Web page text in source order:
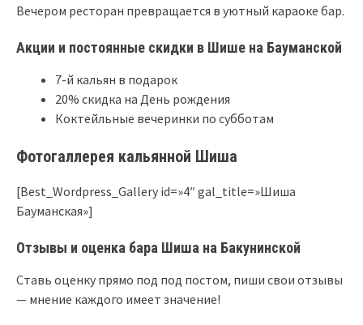
Вечером ресторан превращается в уютный караоке бар.
Акции и постоянные скидки в Шише на Бауманской
7-й кальян в подарок
20% скидка на День рождения
Коктейльные вечеринки по субботам
Фотогаллерея кальянной Шиша
[Best_Wordpress_Gallery id=»4″ gal_title=»Шиша
Бауманская»]
Отзывы и оценка бара Шиша на Бакунинской
Ставь оценку прямо под под постом, пиши свои отзывы
— мнение каждого имеет значение!